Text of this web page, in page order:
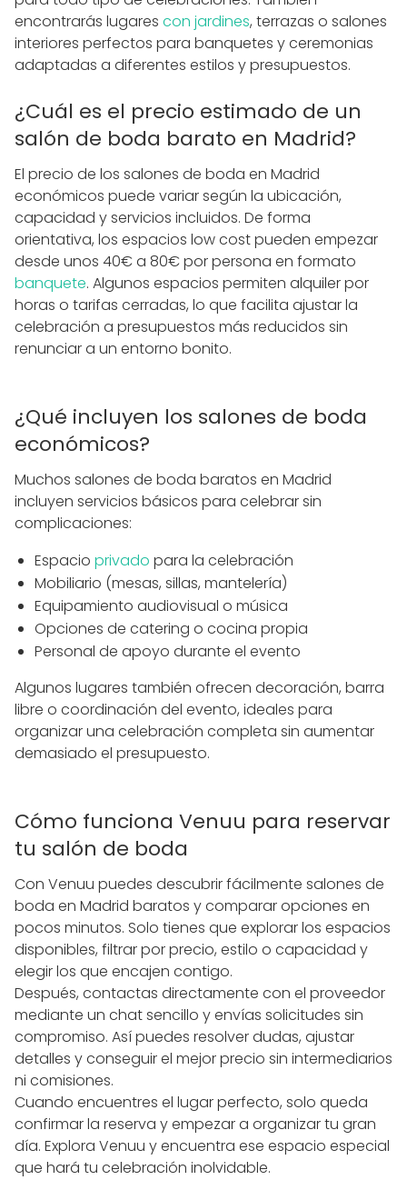
encontrarás lugares con jardines, terrazas o salones
interiores perfectos para banquetes y ceremonias
adaptadas a diferentes estilos y presupuestos.
¿Cuál es el precio estimado de un
salón de boda barato en Madrid?
El precio de los salones de boda en Madrid
económicos puede variar según la ubicación,
capacidad y servicios incluidos. De forma
orientativa, los espacios low cost pueden empezar
desde unos 40€ a 80€ por persona en formato
banquete. Algunos espacios permiten alquiler por
horas o tarifas cerradas, lo que facilita ajustar la
celebración a presupuestos más reducidos sin
renunciar a un entorno bonito.
¿Qué incluyen los salones de boda
económicos?
Muchos salones de boda baratos en Madrid
incluyen servicios básicos para celebrar sin
complicaciones:
Espacio privado para la celebración
Mobiliario (mesas, sillas, mantelería)
Equipamiento audiovisual o música
Opciones de catering o cocina propia
Personal de apoyo durante el evento
Algunos lugares también ofrecen decoración, barra
libre o coordinación del evento, ideales para
organizar una celebración completa sin aumentar
demasiado el presupuesto.
Cómo funciona Venuu para reservar
tu salón de boda
Con Venuu puedes descubrir fácilmente salones de
boda en Madrid baratos y comparar opciones en
pocos minutos. Solo tienes que explorar los espacios
disponibles, filtrar por precio, estilo o capacidad y
elegir los que encajen contigo.
Después, contactas directamente con el proveedor
mediante un chat sencillo y envías solicitudes sin
compromiso. Así puedes resolver dudas, ajustar
detalles y conseguir el mejor precio sin intermediarios
ni comisiones.
Cuando encuentres el lugar perfecto, solo queda
confirmar la reserva y empezar a organizar tu gran
día. Explora Venuu y encuentra ese espacio especial
que hará tu celebración inolvidable.